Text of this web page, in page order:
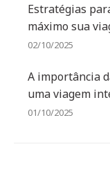
Estratégias
máximo sua
02/10/2025
A importância
uma viagem
01/10/2025